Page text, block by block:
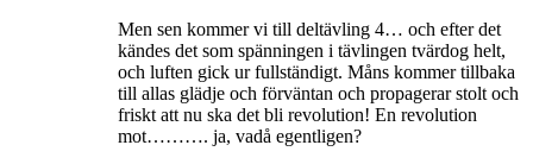
Men sen kommer vi till deltävling 4… och efter det
kändes det som spänningen i tävlingen tvärdog helt,
och luften gick ur fullständigt. Måns kommer tillbaka
till allas glädje och förväntan och propagerar stolt och
friskt att nu ska det bli revolution! En revolution
mot………. ja, vadå egentligen?